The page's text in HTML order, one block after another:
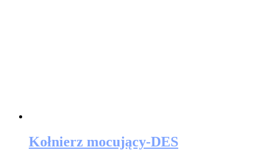
Kołnierz mocujący-DES